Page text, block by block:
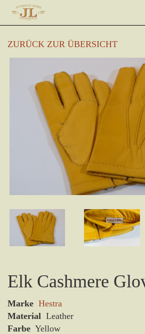
Skip
content
ZURÜCK ZUR ÜBERSICHT
Elk Cashmere
Marke Hestra
Material Leather
Farbe Yellow